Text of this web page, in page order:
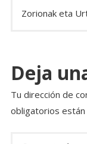
Zorionak eta
Deja
Tu dirección de
obligatorios están